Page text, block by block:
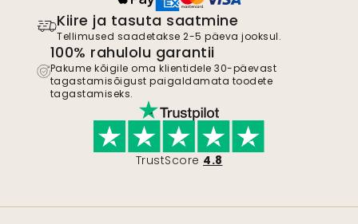
Kiire ja tasuta saatmine
Tellimused saadetakse 2-5 päeva jooksul.
100% rahulolu garantii
Pakume kõigile oma klientidele 30-päevast
tagastamisõigust paigaldamata toodete
tagastamiseks.
TrustScore 4.8